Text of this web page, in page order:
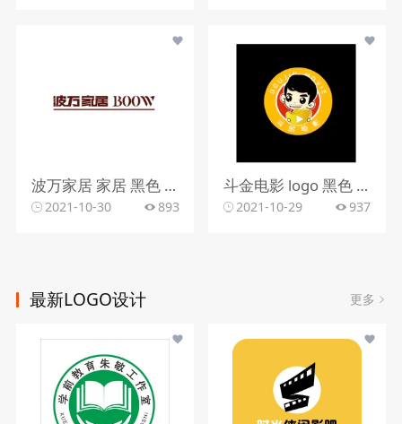
波万家居 家居 黑色 时尚 大方
2021-10-30 893
斗金电影 logo 黑色 卡通 电影
2021-10-29 937
最新LOGO设计 更多